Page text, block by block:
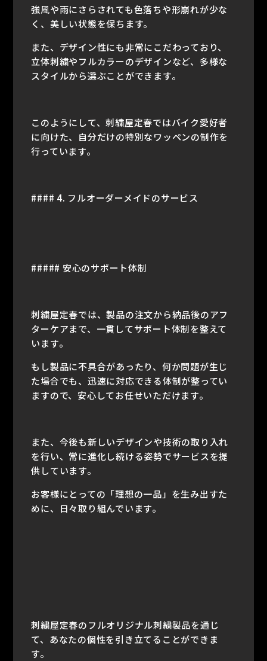
強風や雨にさらされても色落ちや形崩れが少な
く、美しい状態を保ちます。
また、デザイン性にも非常にこだわっており、
立体刺繍やフルカラーのデザインなど、多様な
スタイルから選ぶことができます。
このようにして、刺繍屋定春ではバイク愛好者
に向けた、自分だけの特別なワッペンの制作を
行っています。
#### 4. フルオーダーメイドのサービス
##### 安心のサポート体制
刺繍屋定春では、製品の注文から納品後のアフ
ターケアまで、一貫してサポート体制を整えて
います。
もし製品に不具合があったり、何か問題が生じ
た場合でも、迅速に対応できる体制が整ってい
ますので、安心してお任せいただけます。
また、今後も新しいデザインや技術の取り入れ
を行い、常に進化し続ける姿勢でサービスを提
供しています。
お客様にとっての「理想の一品」を生み出すた
めに、日々取り組んでいます。
刺繍屋定春のフルオリジナル刺繍製品を通じ
て、あなたの個性を引き立てることができま
す。